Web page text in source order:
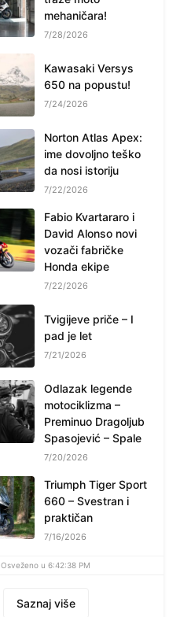
mehaničara!
7/28/2026
Kawasaki Versys
650 na popustu!
7/24/2026
Norton Atlas Apex:
ime dovoljno teško
da nosi istoriju
7/22/2026
Fabio Kvartararo i
David Alonso novi
vozači fabričke
Honda ekipe
7/22/2026
Tvigijeve priče – I
pad je let
7/21/2026
Odlazak legende
motociklizma –
Preminuo Dragoljub
Spasojević – Spale
7/20/2026
Triumph Tiger Sport
660 – Svestran i
praktičan
7/16/2026
Osveženo u 6:42:38 PM
Saznaj više